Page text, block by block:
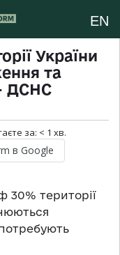
EN
України
та
ДСНС
за: < 1 хв.
в Google
30% території